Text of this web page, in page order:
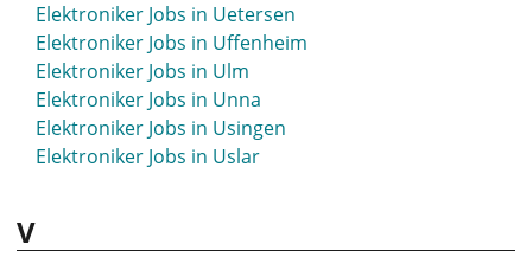
Elektroniker Jobs in Spremberg
Elektroniker Jobs in Springe
Elektroniker Jobs in Stade
Elektroniker Jobs in Stadthagen
Elektroniker Jobs in Starnberg
Elektroniker Jobs in Staßfurt
Elektroniker Jobs in Stockach
Elektroniker Jobs in Uetersen
Elektroniker Jobs in Uffenheim
Elektroniker Jobs in Ulm
Elektroniker Jobs in Unna
Elektroniker Jobs in Usingen
Elektroniker Jobs in Uslar
V